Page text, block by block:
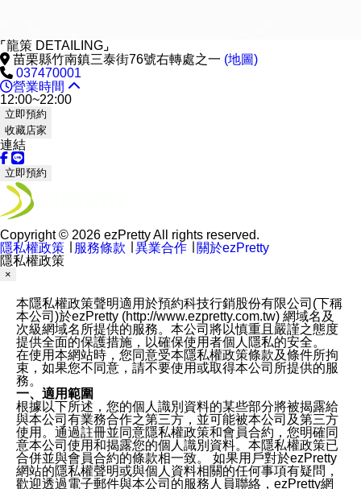
⌜龍策 DETAILING⌟
苗栗縣竹南鎮三泰街76號右轉處之一 (地圖)
037470001
營業時間
12:00~22:00
立即預約
收藏店家
連結
立即預約
Copyright © 2026 ezPretty All rights reserved.
隱私權政策
服務條款 異業合作
關於ezPretty
隱私權政策
×
本隱私權政策聲明適用於預約科技行銷股份有限公司(下稱
本公司)於ezPretty (http://www.ezpretty.com.tw) 網域名及
次級網域名所提供的服務。本公司將以慎重且嚴謹之態度
提供全面的保護措施，以確保使用者個人隱私的安全。
在使用本網站時，您同意受本隱私權政策條款及條件所拘
束，如果您不同意，請不要使用或取得本公司所提供的服
務。
一、適用範圍
根據以下所述，您的個人識別資料的某些部分將被揭露給
與本公司有業務合作之第三方，並可能被本公司及第三方
使用。通過註冊並同意隱私權政策和會員合約，您明確同
意本公司使用和揭露您的個人識別資料。本隱私權政策已
合併並與會員合約的條款相一致。 如果用戶對於ezPretty
網站的隱私權聲明或與個人資料相關的任何事項有疑問，
歡迎透過電子郵件與本公司的服務人員聯絡，ezPretty網